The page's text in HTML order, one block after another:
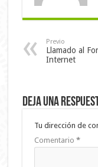
Previo
Llamado al
Internet
Deja una
Tu dirección de
Comentario *